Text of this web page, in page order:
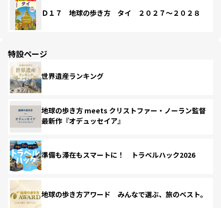
Ｄ１７ 地球の歩き方 タイ ２０２７～２０２８
特設ページ
世界遺産ランキング
地球の歩き方 meets クリストファー・ノーラン監督
最新作『オデュッセイア』
準備も滞在もスマートに！ トラベルハック2026
地球の歩き方アワード みんなで選ぶ、旅のベスト。